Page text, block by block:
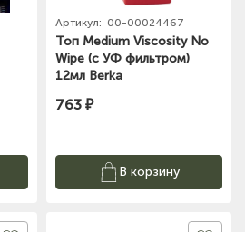
Артикул: 00-00024467
Топ Medium Viscosity No
Wipe (с УФ фильтром)
12мл Berka
763 ₽
В корзину